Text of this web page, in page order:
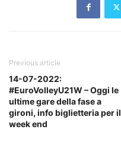
Previous article
14-07-2022:
#EuroVolleyU21W – Oggi le
ultime gare della fase a
gironi, info biglietteria per il
week end